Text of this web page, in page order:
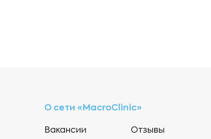
О сети «MacroClinic»
Вакансии Отзывы